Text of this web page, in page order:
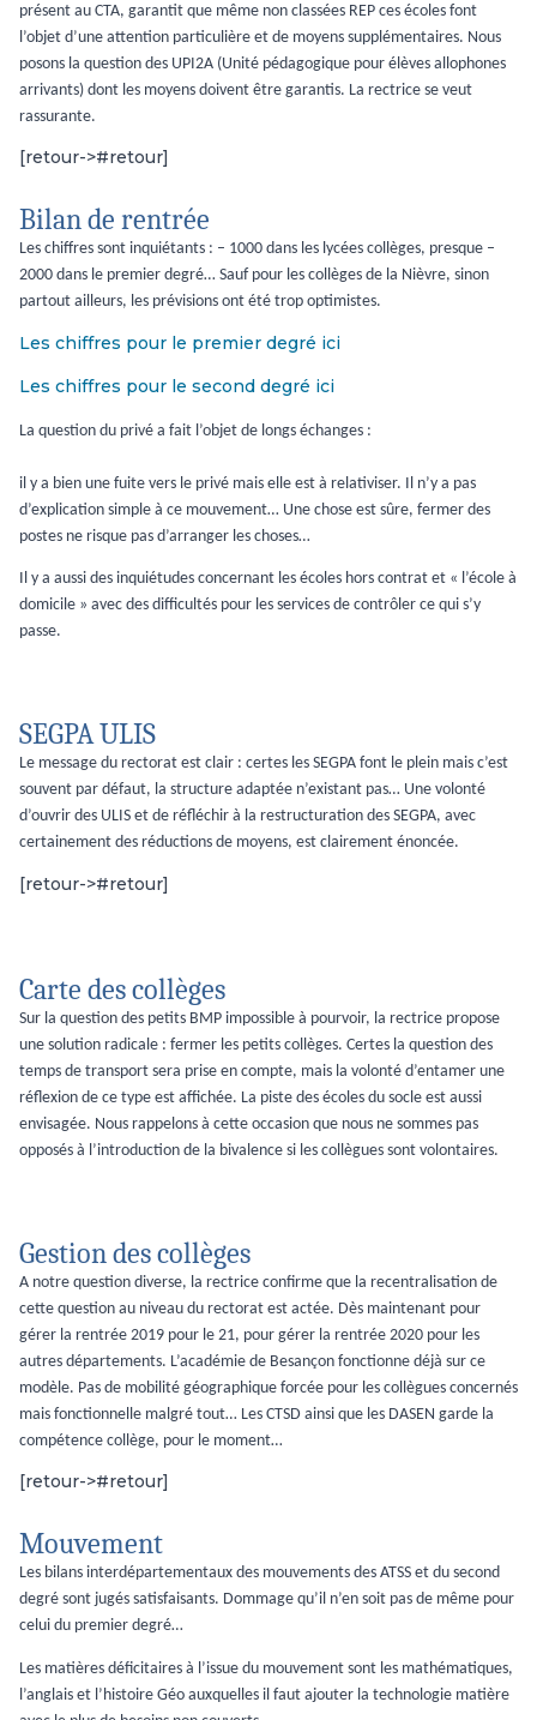
présent au CTA, garantit que même non classées REP ces écoles font
l’objet d’une attention particulière et de moyens supplémentaires. Nous
posons la question des UPI2A (Unité pédagogique pour élèves allophones
arrivants) dont les moyens doivent être garantis. La rectrice se veut
rassurante.
[retour->#retour]
Bilan de rentrée
Les chiffres sont inquiétants : – 1000 dans les lycées collèges, presque –
2000 dans le premier degré… Sauf pour les collèges de la Nièvre, sinon
partout ailleurs, les prévisions ont été trop optimistes.
Les chiffres pour le premier degré ici
Les chiffres pour le second degré ici
La question du privé a fait l’objet de longs échanges :
il y a bien une fuite vers le privé mais elle est à relativiser. Il n’y a pas
d’explication simple à ce mouvement… Une chose est sûre, fermer des
postes ne risque pas d’arranger les choses…
Il y a aussi des inquiétudes concernant les écoles hors contrat et « l’école à
domicile » avec des difficultés pour les services de contrôler ce qui s’y
passe.
SEGPA ULIS
Le message du rectorat est clair : certes les SEGPA font le plein mais c’est
souvent par défaut, la structure adaptée n’existant pas… Une volonté
d’ouvrir des ULIS et de réfléchir à la restructuration des SEGPA, avec
certainement des réductions de moyens, est clairement énoncée.
[retour->#retour]
Carte des collèges
Sur la question des petits BMP impossible à pourvoir, la rectrice propose
une solution radicale : fermer les petits collèges. Certes la question des
temps de transport sera prise en compte, mais la volonté d’entamer une
réflexion de ce type est affichée. La piste des écoles du socle est aussi
envisagée. Nous rappelons à cette occasion que nous ne sommes pas
opposés à l’introduction de la bivalence si les collègues sont volontaires.
Gestion des collèges
A notre question diverse, la rectrice confirme que la recentralisation de
cette question au niveau du rectorat est actée. Dès maintenant pour
gérer la rentrée 2019 pour le 21, pour gérer la rentrée 2020 pour les
autres départements. L’académie de Besançon fonctionne déjà sur ce
modèle. Pas de mobilité géographique forcée pour les collègues concernés
mais fonctionnelle malgré tout… Les CTSD ainsi que les DASEN garde la
compétence collège, pour le moment…
[retour->#retour]
Mouvement
Les bilans interdépartementaux des mouvements des ATSS et du second
degré sont jugés satisfaisants. Dommage qu’il n’en soit pas de même pour
celui du premier degré…
Les matières déficitaires à l’issue du mouvement sont les mathématiques,
l’anglais et l’histoire Géo auxquelles il faut ajouter la technologie matière